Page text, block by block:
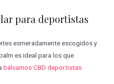
para deportistas
esmeradamente escogidos y
es ideal para los que
bálsamos CBD deportistas